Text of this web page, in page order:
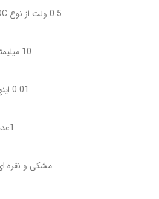
0.5 ولت از نوع DC
10 میلیمتر
0.01 اینچ
1عدد
مشکی و نقره